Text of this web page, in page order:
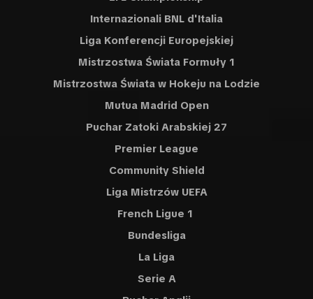
Internazionali BNL d'Italia
Liga Konferencji Europejskiej
Mistrzostwa Świata Formuły 1
Mistrzostwa Świata w Hokeju na Lodzie
Mutua Madrid Open
Puchar Zatoki Arabskiej 27
Premier League
Community Shield
Liga Mistrzów UEFA
French Ligue 1
Bundesliga
La Liga
Serie A